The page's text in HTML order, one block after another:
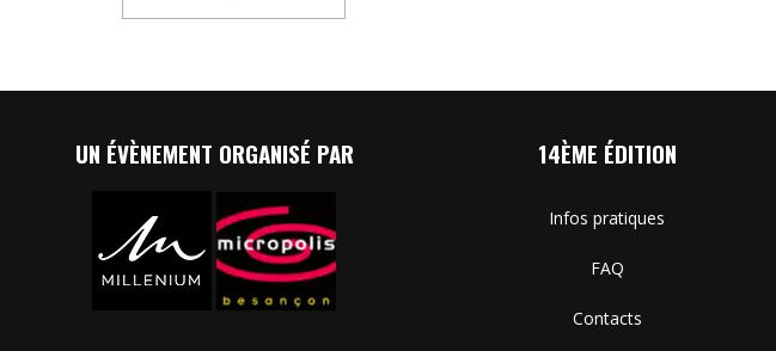
UN ÉVÈNEMENT ORGANISÉ PAR 14ÈME ÉDITION
Infos pratiques
FAQ
Contacts